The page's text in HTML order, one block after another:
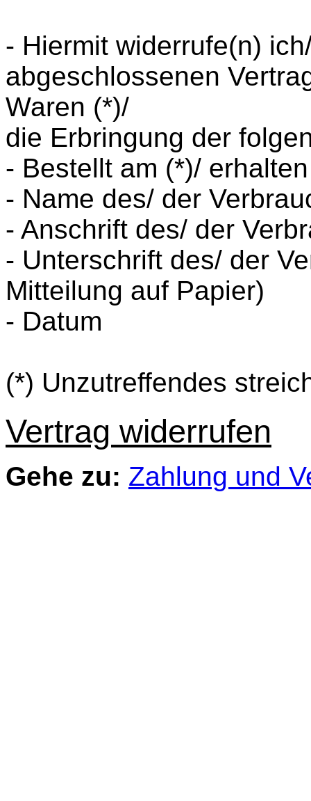
- Hiermit widerrufe(n)
abgeschlossenen
Waren (*)/
die Erbringung der
- Bestellt am (*)/
- Name des/ der
- Anschrift des/ der
- Unterschrift des/ der
Mitteilung auf Papier)
- Datum
(*) Unzutreffendes
Vertrag widerrufen
Gehe zu: Zahlung und